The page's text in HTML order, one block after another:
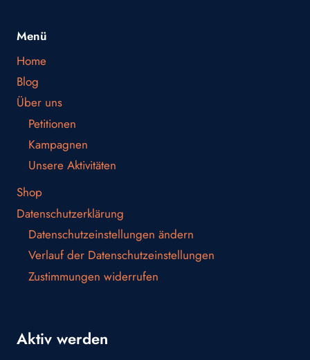
Menü
Home
Blog
Über uns
Petitionen
Kampagnen
Unsere Aktivitäten
Shop
Datenschutzerklärung
Datenschutzeinstellungen ändern
Verlauf der Datenschutzeinstellungen
Zustimmungen widerrufen
Aktiv werden